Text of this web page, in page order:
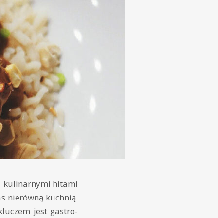
kulinarnymi hitami
nierówną kuchnią.
jest gastro-